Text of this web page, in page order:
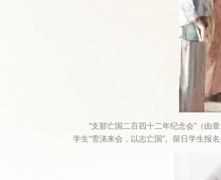
“支那亡国二百四十二年纪念会”（由
学生“雪涕来会，以志亡国”。留日学生报